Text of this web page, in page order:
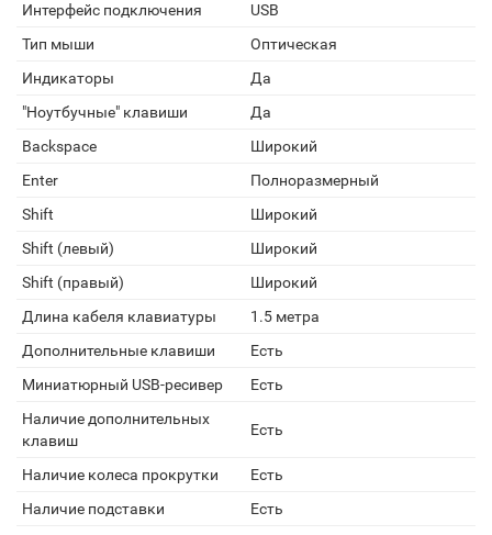
Интерфейс подключения
USB
Тип мыши
Оптическая
Индикаторы
Да
"Ноутбучные" клавиши
Да
Backspace
Широкий
Enter
Полноразмерный
Shift
Широкий
Shift (левый)
Широкий
Shift (правый)
Широкий
Длина кабеля клавиатуры
1.5 метра
Дополнительные клавиши
Есть
Миниатюрный USB-ресивер
Есть
Наличие дополнительных
клавиш
Есть
Наличие колеса прокрутки
Есть
Наличие подставки
Есть